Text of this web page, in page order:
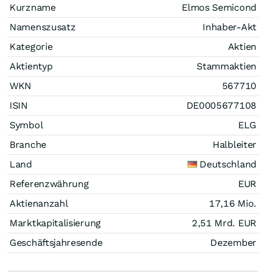
Kurzname
Elmos Semicond
Namenszusatz
Inhaber-Akt
Kategorie
Aktien
Aktientyp
Stammaktien
WKN
567710
ISIN
DE0005677108
Symbol
ELG
Branche
Halbleiter
Land
Deutschland
Referenzwährung
EUR
Aktienanzahl
17,16 Mio.
Marktkapitalisierung
2,51 Mrd. EUR
Geschäftsjahresende
Dezember